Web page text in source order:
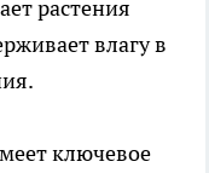
растения
влагу в
ключевое